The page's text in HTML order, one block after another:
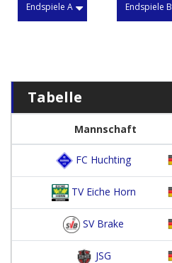
Endspiele A Endspiele B
Tabelle
Mannschaft
FC Huchting
TV Eiche Horn
SV Brake
JSG